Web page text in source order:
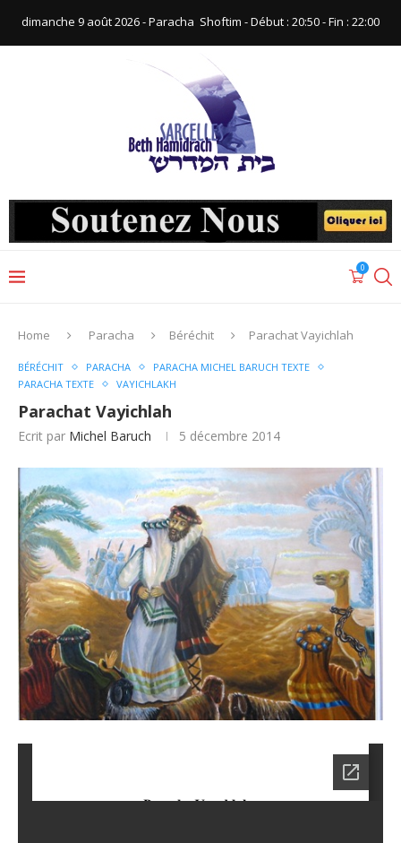
dimanche 9 août 2026 - Paracha ‪ Shoftim‬ - Début : 20:50‬ - Fin : ‪22:00‬
0
Home Paracha Béréchit Parachat Vayichlah
BÉRÉCHIT PARACHA
PARACHA MICHEL BARUCH TEXTE
PARACHA TEXTE
VAYICHLAKH
Parachat Vayichlah
Ecrit par Michel Baruch 5 décembre 2014